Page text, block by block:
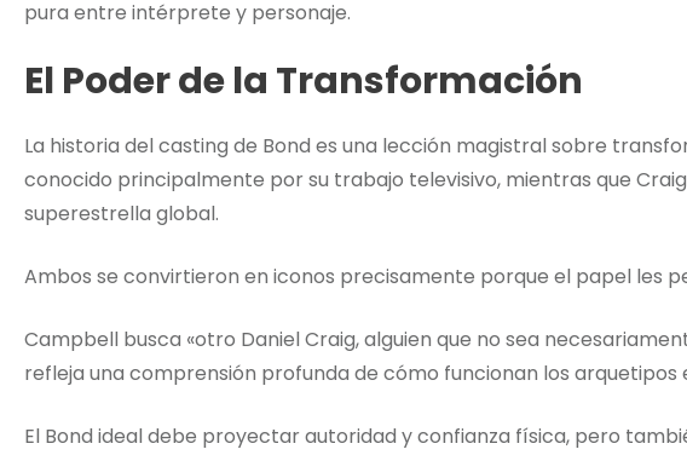
pura entre intérprete y personaje.
El Poder de la Transformación
La historia del casting de Bond es una lección magistral sobre
conocido principalmente por su trabajo televisivo, mientras que
superestrella global.
Ambos se convirtieron en iconos precisamente porque el papel les
Campbell busca «otro Daniel Craig, alguien que no sea
refleja una comprensión profunda de cómo funcionan los arquetipos
El Bond ideal debe proyectar autoridad y confianza física, pero